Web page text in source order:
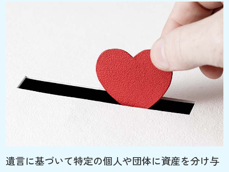
遺言に基づいて特定の個人や団体に資産を分け与